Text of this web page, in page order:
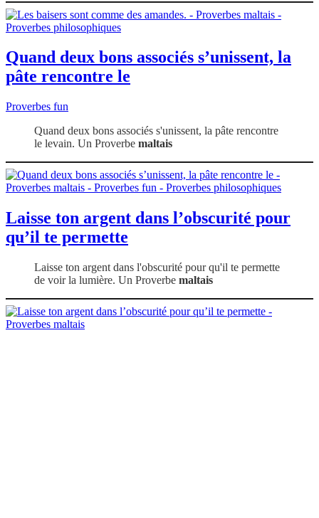
Quand deux bons associés s’unissent, la
pâte rencontre le
Proverbes fun
Quand deux bons associés s'unissent, la pâte rencontre
le levain. Un Proverbe maltais
Laisse ton argent dans l’obscurité pour
qu’il te permette
Laisse ton argent dans l'obscurité pour qu'il te permette
de voir la lumière. Un Proverbe maltais